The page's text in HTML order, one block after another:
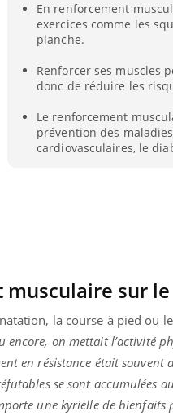
En renforcement
exercices comme les
planche.
Renforcer ses muscles
donc de réduire les
Le renforcement
prévention des
cardiovasculaires, le
sur
la course à pied ou
encore, on mettait l’activité
en résistance était souvent
se sont accumulées
une kyrielle de
TDAH : quel est ce
traitement autorisé aux
États-Unis ?
Cerveau : le mystère de la
enfin expliqué